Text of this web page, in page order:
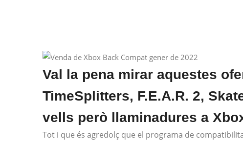
Val la pena mirar aquestes
TimeSplitters, F.E.A.R. 2,
vells però llaminadures a
Tot i que és agredolç que el programa de